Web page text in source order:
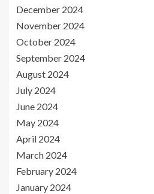
December 2024
November 2024
October 2024
September 2024
August 2024
July 2024
June 2024
May 2024
April 2024
March 2024
February 2024
January 2024